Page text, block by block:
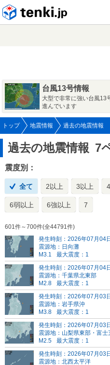
台風13号情報
大型で非常に強い台風13
進んでいます
トップ 地震情報 過去の地震情報
過去の地震情報 7
震度別：
全て 2以上 3以上
6弱以上 6強以上 7
601件～700件(全44791件)
発生時刻：2026年07月04
震源地：日向灘
M3.1
最大震度：1
発生時刻：2026年07月04
震源地：千葉県北東部
M2.8
最大震度：1
発生時刻：2026年07月03
震源地：岩手県沖
M3.8
最大震度：1
発生時刻：2026年07月03
震源地：山梨県東部・富士
M2.5
最大震度：1
発生時刻：2026年07月03
震源地：北西太平洋